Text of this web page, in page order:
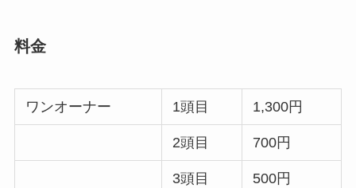
料金
ワンオーナー 1頭目 1,300円
2頭目 700円
3頭目 500円